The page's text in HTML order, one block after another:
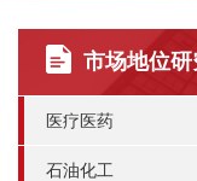
市场地位研
医疗医药
石油化工